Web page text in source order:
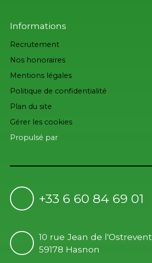
Informations
Recrutement
Nos honoraires
Mentions légales
Politique de confidentialité
Plan du site
Gérer les cookies
Propulsé par
+33 6 60 84 69 01
10 rue Jean de l'Ostrevent
59178 Hasnon